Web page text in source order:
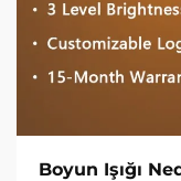
Boyun Işığı